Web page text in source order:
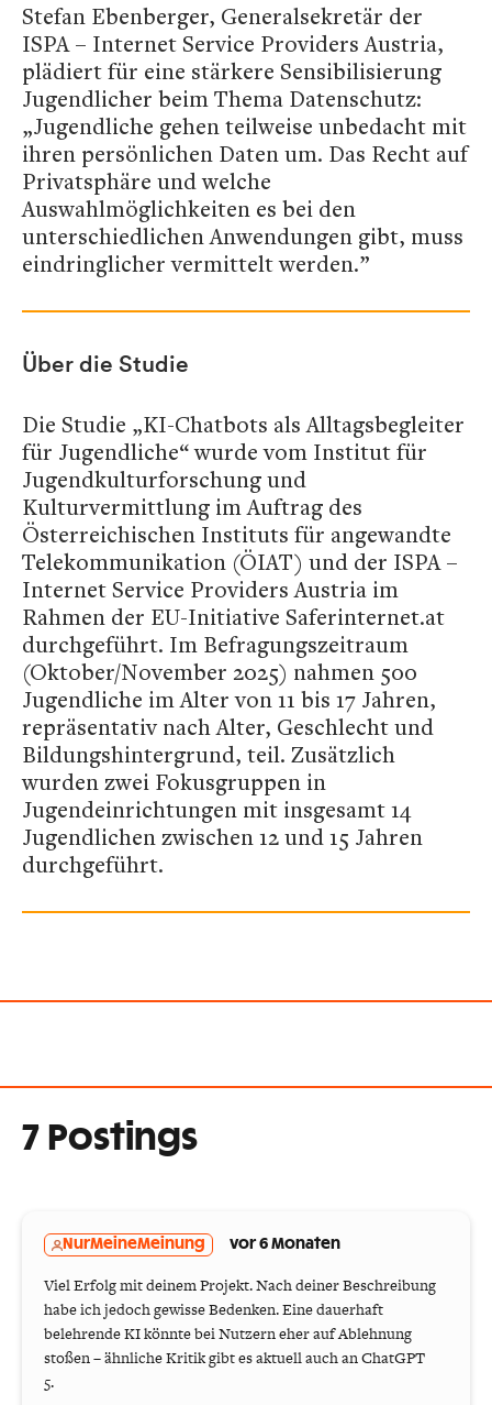
Stefan Ebenberger, Generalsekretär der
ISPA – Internet Service Providers Austria,
plädiert für eine stärkere Sensibilisierung
Jugendlicher beim Thema Datenschutz:
„Jugendliche gehen teilweise unbedacht mit
ihren persönlichen Daten um. Das Recht auf
Privatsphäre und welche
Auswahlmöglichkeiten es bei den
unterschiedlichen Anwendungen gibt, muss
eindringlicher vermittelt werden.”
Über die Studie
Die Studie „KI-Chatbots als Alltagsbegleiter
für Jugendliche“ wurde vom Institut für
Jugendkulturforschung und
Kulturvermittlung im Auftrag des
Österreichischen Instituts für angewandte
Telekommunikation (ÖIAT) und der ISPA –
Internet Service Providers Austria im
Rahmen der EU-Initiative Saferinternet.at
durchgeführt. Im Befragungszeitraum
(Oktober/November 2025) nahmen 500
Jugendliche im Alter von 11 bis 17 Jahren,
repräsentativ nach Alter, Geschlecht und
Bildungshintergrund, teil. Zusätzlich
wurden zwei Fokusgruppen in
Jugendeinrichtungen mit insgesamt 14
Jugendlichen zwischen 12 und 15 Jahren
durchgeführt.
7 Postings
NurMeineMeinung vor 6 Monaten
Viel Erfolg mit deinem Projekt. Nach deiner Beschreibung
habe ich jedoch gewisse Bedenken. Eine dauerhaft
belehrende KI könnte bei Nutzern eher auf Ablehnung
stoßen – ähnliche Kritik gibt es aktuell auch an ChatGPT
5.